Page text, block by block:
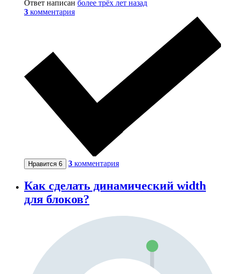
Ответ написан более трёх лет назад
3 комментария
Нравится 6 3 комментария
Как сделать динамический width
для блоков?